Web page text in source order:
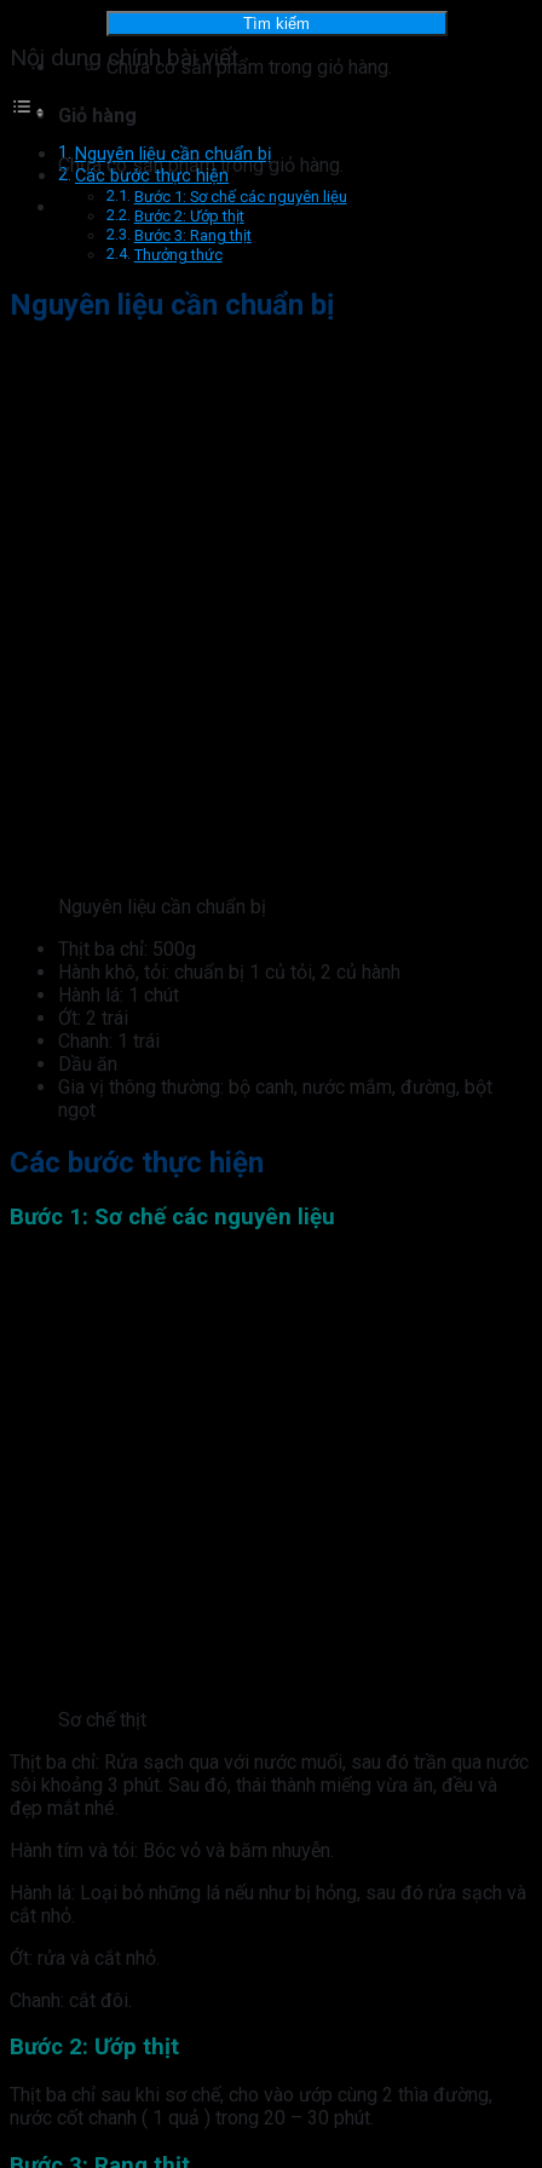
kiếm:
Tìm kiếm
Chưa có sản phẩm trong giỏ hàng.
Giỏ hàng
Chưa có sản phẩm trong giỏ hàng.
Nội dung chính bài viết
Nguyên liệu cần chuẩn bị
Các bước thực hiện
Bước 1: Sơ chế các nguyên liệu
Bước 2: Ướp thịt
Bước 3: Rang thịt
Thưởng thức
Nguyên liệu cần chuẩn bị
Nguyên liệu cần chuẩn bị
Thịt ba chỉ: 500g
Hành khô, tỏi: chuẩn bị 1 củ tỏi, 2 củ hành
Hành lá: 1 chút
Ớt: 2 trái
Chanh: 1 trái
Dầu ăn
Gia vị thông thường: bộ canh, nước mắm, đường, bột
ngọt
Các bước thực hiện
Bước 1: Sơ chế các nguyên liệu
Sơ chế thịt
Thịt ba chỉ: Rửa sạch qua với nước muối, sau đó trần qua nước
sôi khoảng 3 phút. Sau đó, thái thành miếng vừa ăn, đều và
đẹp mắt nhé.
Hành tím và tỏi: Bóc vỏ và băm nhuyễn.
Hành lá: Loại bỏ những lá nếu như bị hỏng, sau đó rửa sạch và
cắt nhỏ.
Ớt: rửa và cắt nhỏ.
Chanh: cắt đôi.
Bước 2: Ướp thịt
Thịt ba chỉ sau khi sơ chế, cho vào ướp cùng 2 thìa đường,
nước cốt chanh ( 1 quả ) trong 20 – 30 phút.